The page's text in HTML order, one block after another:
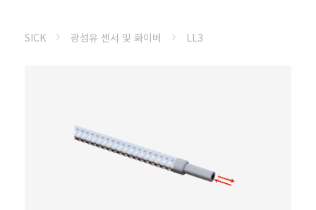
SICK 광섬유 센서 및 화이버 LL3